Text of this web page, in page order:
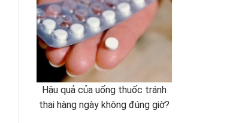
Hậu quả của uống thuốc tránh
thai hàng ngày không đúng giờ?